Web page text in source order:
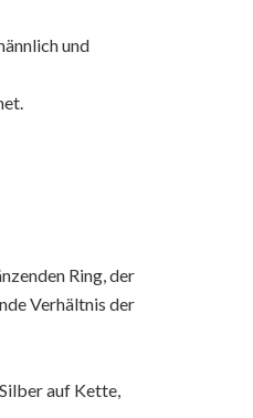
und
Ring, der
Verhältnis der
auf Kette,